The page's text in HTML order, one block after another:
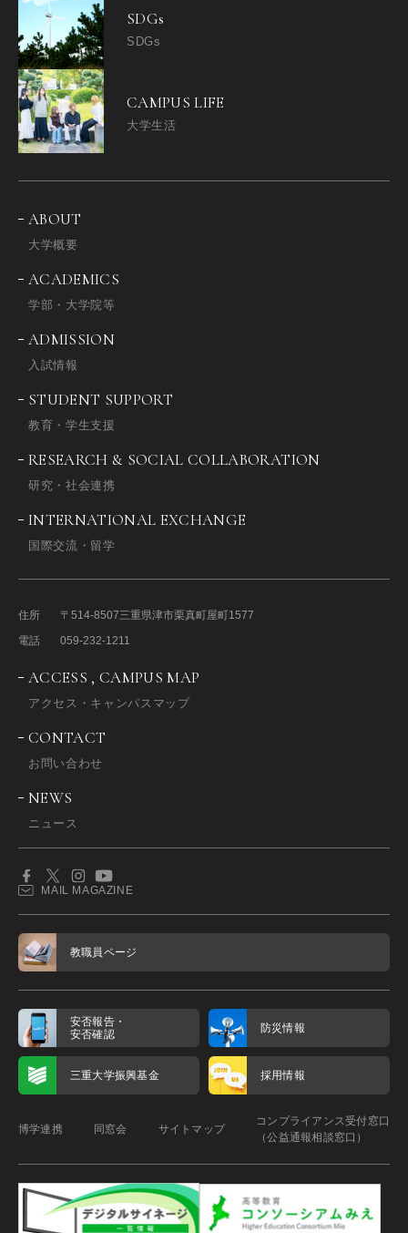
SDGs
SDGs
CAMPUS LIFE
大学生活
ABOUT
大学概要
ACADEMICS
学部・大学院等
ADMISSION
入試情報
STUDENT SUPPORT
教育・学生支援
RESEARCH & SOCIAL COLLABORATION
研究・社会連携
INTERNATIONAL EXCHANGE
国際交流・留学
住所 〒514-8507三重県津市栗真町屋町1577
電話
059-232-1211
ACCESS , CAMPUS MAP
アクセス・キャンパスマップ
CONTACT
お問い合わせ
NEWS
ニュース
MAIL MAGAZINE
教職員ページ
安否報告・
安否確認
防災情報
三重大学振興基金 採用情報
博学連携 同窓会 サイトマップ
コンプライアンス受付窓口
（公益通報相談窓口）